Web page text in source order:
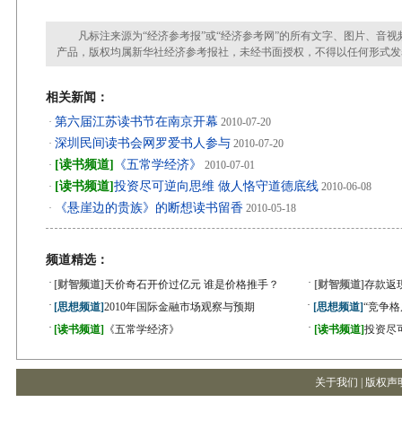
凡标注来源为“经济参考报”或“经济参考网”的所有文字、图片、音视
产品，版权均属新华社经济参考报社，未经书面授权，不得以任何形式
相关新闻：
· 第六届江苏读书节在南京开幕 2010-07-20
· 深圳民间读书会网罗爱书人参与 2010-07-20
· [读书频道] 《五常学经济》
2010-07-01
· [读书频道] 投资尽可逆向思维 做人恪守道德底线 2010-06-08
·
《悬崖边的贵族》的断想读书留香 2010-05-18
频道精选：
· [财智频道] 天价奇石开价过亿元 谁是价格推手？ · [财智频道]存款返
· [思想频道]2010年国际金融市场观察与预期 · [思想频道]“竞争
· [读书频道] 《五常学经济》 · [读书频道]投资尽